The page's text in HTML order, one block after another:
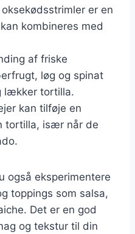
er en
kombineres med
af friske
løg og spinat
lækker tortilla.
kan tilføje en
tortilla, især når de
også eksperimentere
toppings som salsa,
Det er en god
og tekstur til din